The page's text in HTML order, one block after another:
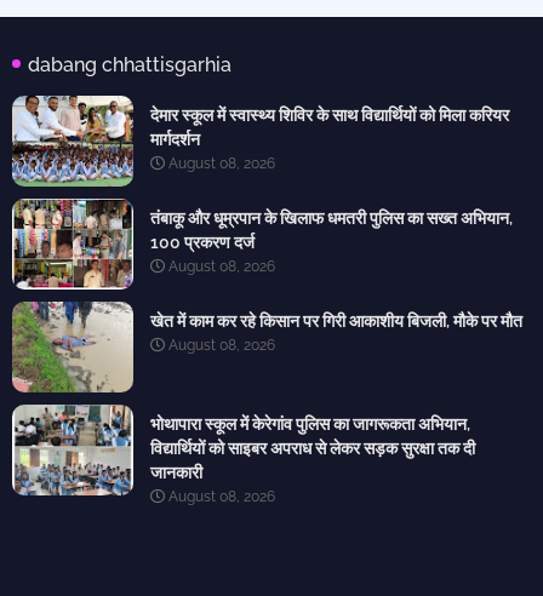
dabang chhattisgarhia
देमार स्कूल में स्वास्थ्य शिविर के साथ विद्यार्थियों को मिला करियर
मार्गदर्शन
August 08, 2026
तंबाकू और धूम्रपान के खिलाफ धमतरी पुलिस का सख्त अभियान,
100 प्रकरण दर्ज
August 08, 2026
खेत में काम कर रहे किसान पर गिरी आकाशीय बिजली, मौके पर मौत
August 08, 2026
भोथापारा स्कूल में केरेगांव पुलिस का जागरूकता अभियान,
विद्यार्थियों को साइबर अपराध से लेकर सड़क सुरक्षा तक दी
जानकारी
August 08, 2026